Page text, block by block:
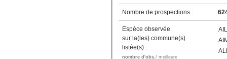
Nombre de prospections :
Espèce observée
sur la(les) commune(s)
listée(s) :
nombre d'obs./ meilleure